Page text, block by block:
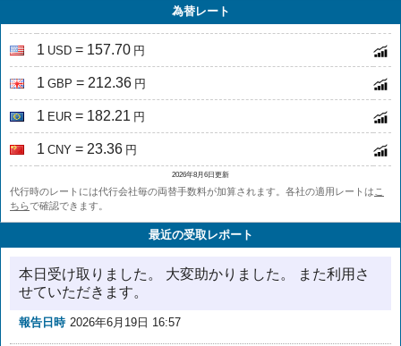
為替レート
1 USD = 157.70 円
1 GBP = 212.36 円
1 EUR = 182.21 円
1 CNY = 23.36 円
2026年8月6日更新
代行時のレートには代行会社毎の両替手数料が加算されます。各社の適用レートは こ
ちらで確認できます。
最近の受取レポート
本日受け取りました。 大変助かりました。 また利用さ
せていただきます。
報告日時 2026年6月19日 16:57